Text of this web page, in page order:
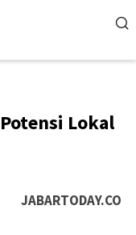
Lokal
JABARTODAY.CO